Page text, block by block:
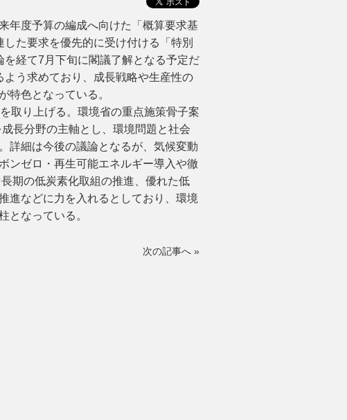
年度予算の編成へ向けた「概算要求基
た要求を優先的に受け付ける「特別
経て7月下旬に閣議了解となる予定だ
う求めており、成長戦略や生産性の
特色となっている。
取り上げる。環境省の重点施策骨子案
長分野の主軸とし、環境問題と社会
詳細は今後の議論となるが、気候変動
ンゼロ・再生可能エネルギー導入や徹
期の低炭素化取組の推進、優れた低
進などに力を入れるとしており、環境
となっている。
次の記事へ »